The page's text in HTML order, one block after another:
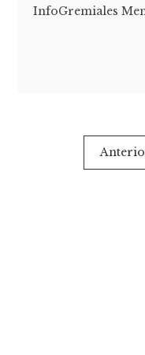
InfoGremiales
Paginación